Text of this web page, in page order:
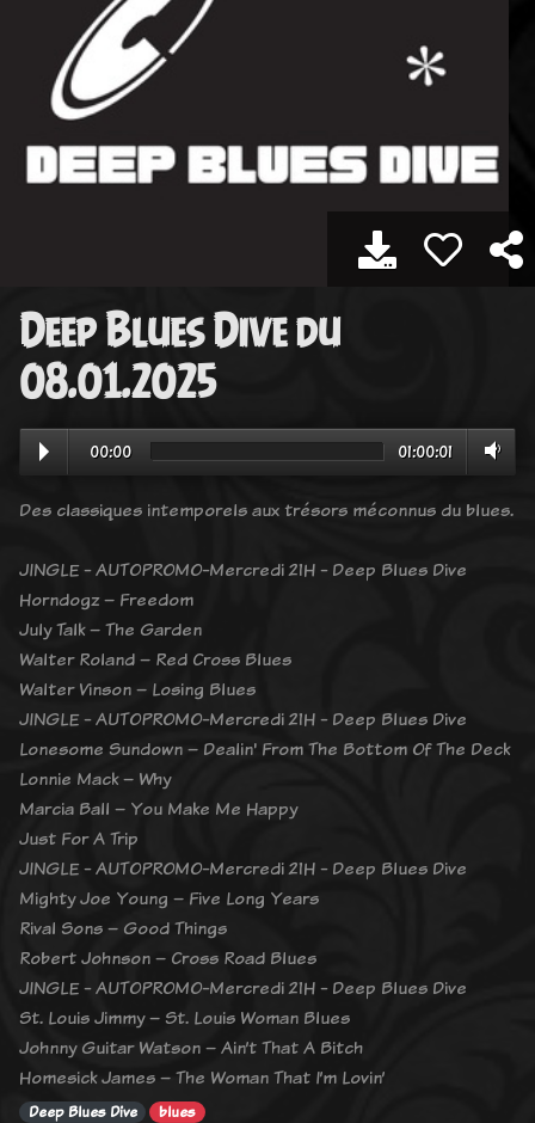
Deep Blues Dive du
08.01.2025
00:00 01:00:01
Des classiques intemporels aux trésors méconnus du blues.
JINGLE - AUTOPROMO-Mercredi 21H - Deep Blues Dive
Horndogz – Freedom
July Talk – The Garden
Walter Roland – Red Cross Blues
Walter Vinson – Losing Blues
JINGLE - AUTOPROMO-Mercredi 21H - Deep Blues Dive
Lonesome Sundown – Dealin' From The Bottom Of The Deck
Lonnie Mack – Why
Marcia Ball – You Make Me Happy
Just For A Trip
JINGLE - AUTOPROMO-Mercredi 21H - Deep Blues Dive
Mighty Joe Young – Five Long Years
Rival Sons – Good Things
Robert Johnson – Cross Road Blues
JINGLE - AUTOPROMO-Mercredi 21H - Deep Blues Dive
St. Louis Jimmy – St. Louis Woman Blues
Johnny Guitar Watson – Ain’t That A Bitch
Homesick James – The Woman That I’m Lovin’
Deep Blues Dive blues